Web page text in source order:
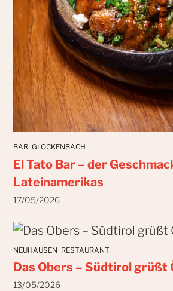
BAR GLOCKENBACH
El Tato Bar – der
Lateinamerikas
17/05/2026
NEUHAUSEN RESTAURANT
Das Obers – Südtirol grüßt
13/05/2026